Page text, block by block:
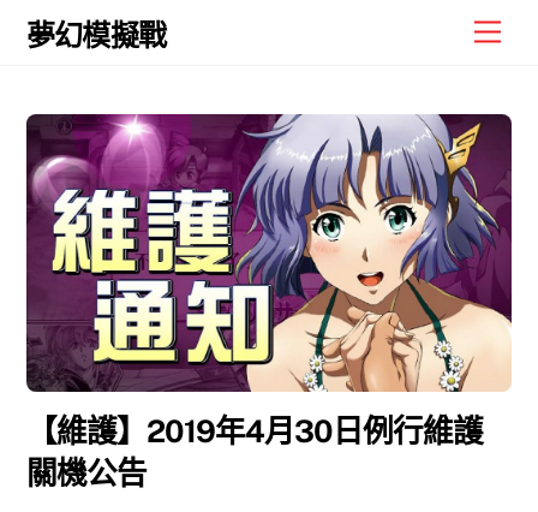
Skip
夢幻模擬戰
【維護】2019年4月30日例行維護
關機公告